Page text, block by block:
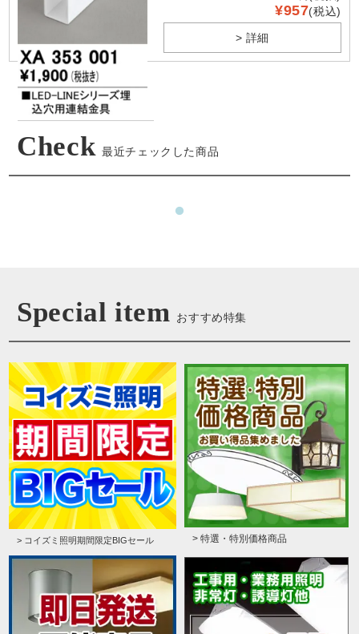
¥957(税込)
> 詳細
Check 最近チェックした商品
Special item おすすめ特集
> コイズミ照明期間限定BIGセール > 特選・特別価格商品